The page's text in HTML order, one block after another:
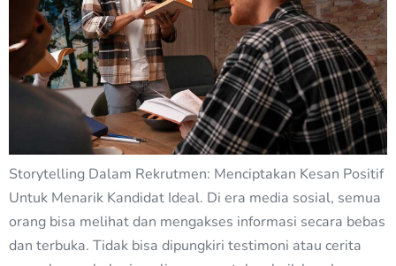
Storytelling Dalam Rekrutmen: Menciptakan Kesan Positif
Untuk Menarik Kandidat Ideal. Di era media sosial, semua
orang bisa melihat dan mengakses informasi secara bebas
dan terbuka. Tidak bisa dipungkiri testimoni atau cerita